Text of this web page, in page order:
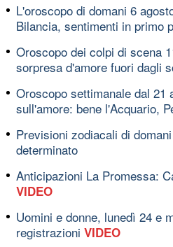
L'oroscopo di domani 6
Bilancia, sentimenti in primo
Oroscopo dei colpi di scena
sorpresa d'amore fuori dagli
Oroscopo settimanale dal 21
sull'amore: bene l'Acquario,
Previsioni zodiacali di
determinato
Anticipazioni La Promessa:
VIDEO
Uomini e donne, lunedì 24 e
registrazioni VIDEO